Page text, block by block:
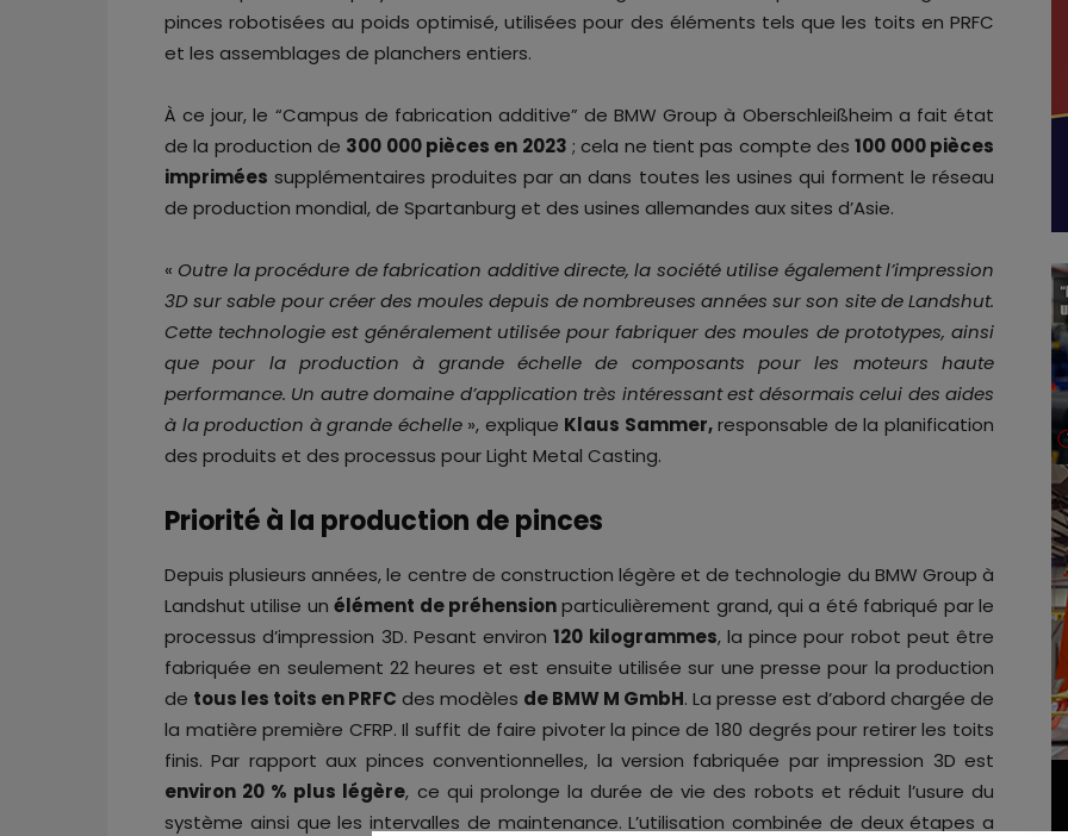
pinces robotisées au poids optimisé, utilisées pour des éléments tels que les toits en PRFC
et les assemblages de planchers entiers.
À ce jour, le “Campus de fabrication additive” de BMW Group à Oberschleißheim a fait état
de la production de 300 000 pièces en 2023 ; cela ne tient pas compte des100 000 pièces
imprimées supplémentaires produites par an dans toutes les usines qui forment le réseau
de production mondial, de Spartanburg et des usines allemandes aux sites d’Asie.
« Outre la procédure de fabrication additive directe, la société utilise également l’impression
3D sur sable pour créer des moules depuis de nombreuses années sur son site de Landshut.
Cette technologie est généralement utilisée pour fabriquer des moules de prototypes, ainsi
que pour la production à grande échelle de composants pour les moteurs haute
performance. Un autre domaine d’application très intéressant est désormais celui des aides
à la production à grande échelle», explique Klaus Sammer,responsable de la planification
des produits et des processus pour Light Metal Casting.
Priorité à la production de pinces
Depuis plusieurs années, le centre de construction légère et de technologie du BMW Group à
Landshut utilise unélément de préhensionparticulièrement grand, qui a été fabriqué par le
processus d’impression 3D. Pesant environ120 kilogrammes, la pince pour robot peut être
fabriquée en seulement 22 heures et est ensuite utilisée sur une presse pour la production
de tous les toits en PRFC des modèles de BMW M GmbH. La presse est d’abord chargée de
la matière première CFRP. Il suffit de faire pivoter la pince de 180 degrés pour retirer les toits
finis. Par rapport aux pinces conventionnelles, la version fabriquée par impression 3D est
environ 20 % plus légère, ce qui prolonge la durée de vie des robots et réduit l’usure du
système ainsi que les intervalles de maintenance. L’utilisation combinée de deux étapes a